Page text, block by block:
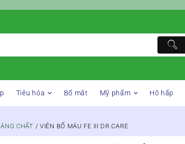
Tiêu hóa Bổ mắt Mỹ phẩm Hô hấp
CHẤT / VIÊN BỔ MÁU FE III DR.CARE